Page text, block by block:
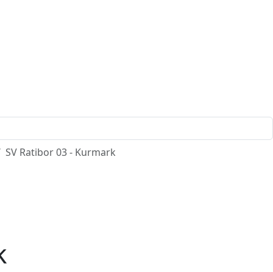
SV Ratibor 03 - Kurmark